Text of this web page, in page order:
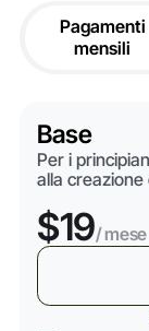
Pagamenti
mensili
Base
Per i
alla creazione
$19/ mese